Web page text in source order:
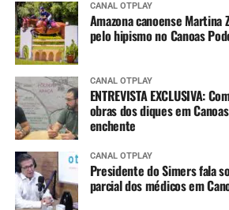
CANAL OTPLAY
Amazona canoense Martina
pelo hipismo no Canoas
CANAL OTPLAY
ENTREVISTA EXCLUSIVA:
obras dos diques em
enchente
CANAL OTPLAY
Presidente do Simers fala
parcial dos médicos em